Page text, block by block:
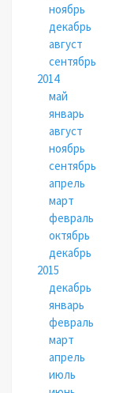
ноябрь
декабрь
август
сентябрь
2014
май
январь
август
ноябрь
сентябрь
апрель
март
февраль
октябрь
декабрь
2015
декабрь
январь
февраль
март
апрель
июль